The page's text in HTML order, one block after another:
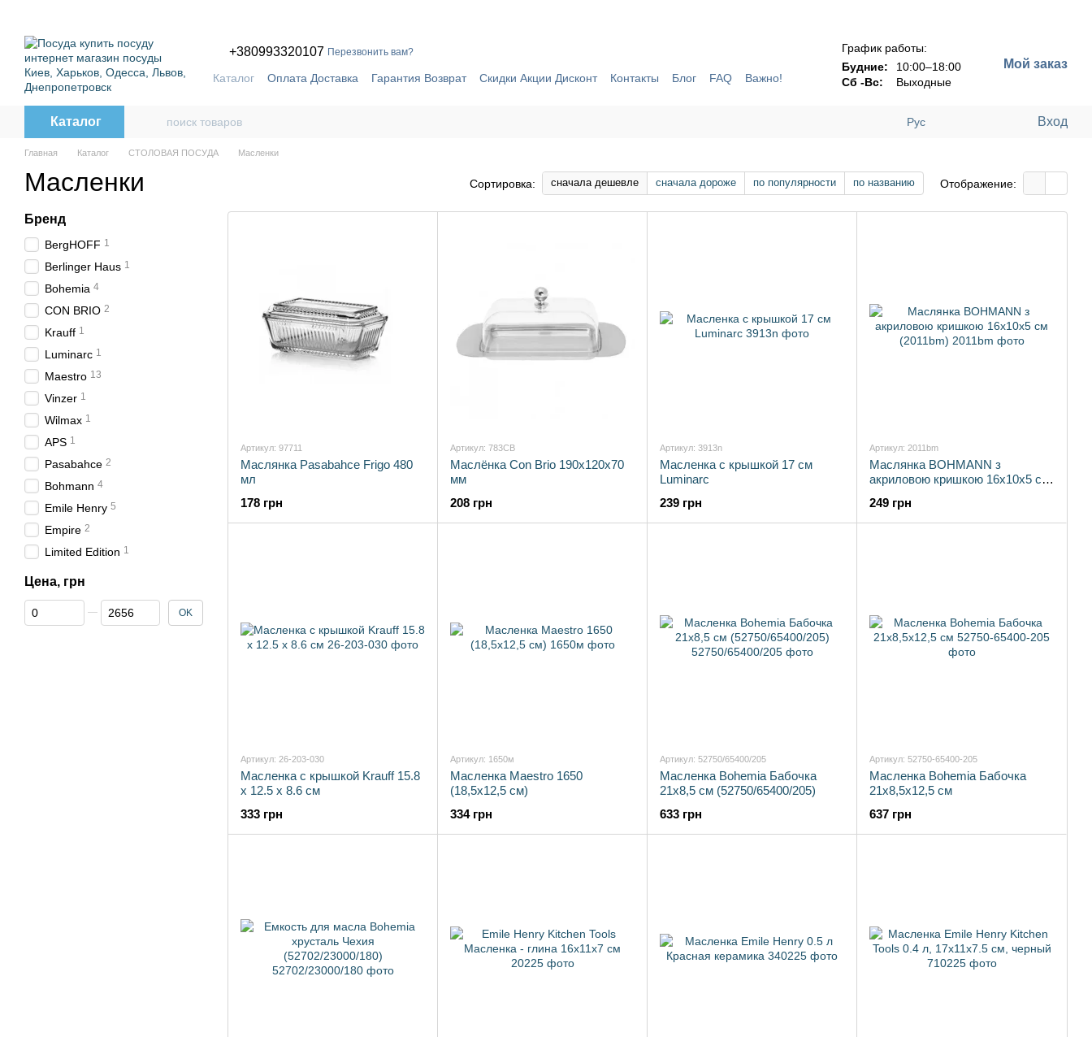
+380993320107 Перезвонить вам?
Каталог Оплата Доставка Гарантия Возврат Скидки Акции Дисконт Контакты Блог FAQ
Важно!
График работы:
Будние:
10:00–18:00
Сб -Вс:
Выходные
Мой заказ
Каталог Рус Вход
Главная Каталог СТОЛОВАЯ ПОСУДА Масленки
Масленки Сортировка: сначала дешевле сначала дороже по популярности по названию Отображение:
Артикул: 97711
Маслянка Pasabahce Frigo 480
мл
178 грн
Артикул: 783CB
Маслёнка Con Brio 190х120х70
мм
208 грн
Артикул: 3913n
Масленка с крышкой 17 см
Luminarc
239 грн
Артикул: 2011bm
Маслянка BOHMANN з
акриловою кришкою 16х10х5 см
249 грн
Артикул: 26-203-030
Масленка с крышкой Krauff 15.8
x 12.5 x 8.6 см
333 грн
Артикул: 1650м
Масленка Maestro 1650
(18,5х12,5 см)
334 грн
Артикул: 52750/65400/205
Масленка Bohemia Бабочка
21х8,5 см (52750/65400/205)
633 грн
Артикул: 52750-65400-205
Масленка Bohemia Бабочка
21х8,5х12,5 см
637 грн
Бренд
BergHOFF 1
Berlinger Haus 1
Bohemia 4
CON BRIO 2
Krauff 1
Luminarc 1
Maestro 13
Vinzer 1
Wilmax 1
APS 1
Pasabahce 2
Bohmann 4
Emile Henry 5
Empire 2
Limited Edition 1
Цена, грн
От Цена, грн
До Цена, грн OK